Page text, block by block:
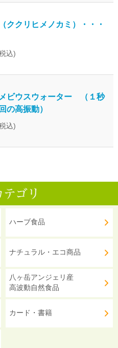
ククリヒメノカミ）・・・
込)
メビウスウォーター （１秒
の高振動）
込)
ハーブ食品
ナチュラル・エコ商品
八ヶ岳アンジェリ産
高波動自然食品
カード・書籍